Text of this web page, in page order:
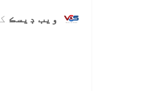
ويب ڊيسڪ